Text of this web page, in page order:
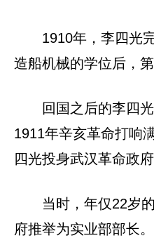
1910年，李四光
造船机械的学位后，第
回国之后的李四
1911年辛亥革命打响
四光投身武汉革命政府
当时，年仅22岁
府推举为实业部部长。